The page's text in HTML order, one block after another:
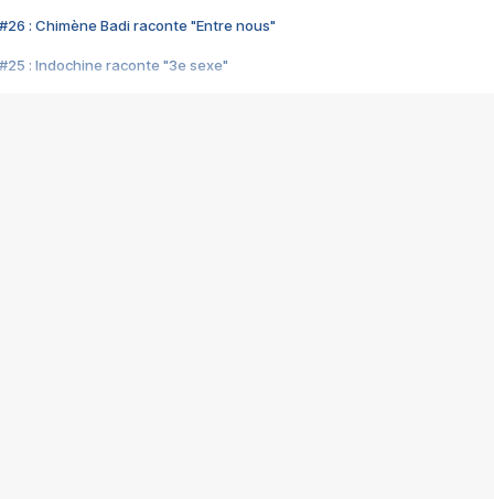
#26 : Chimène Badi raconte "Entre nous"
#25 : Indochine raconte "3e sexe"